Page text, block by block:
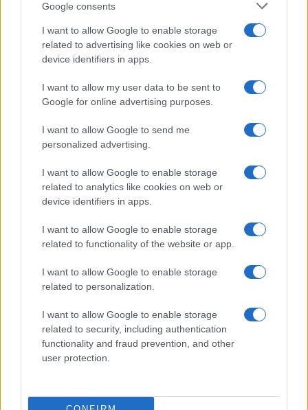
Google consents
I want to allow Google to enable storage
related to advertising like cookies on web or
device identifiers in apps.
I want to allow my user data to be sent to
Google for online advertising purposes.
I want to allow Google to send me
personalized advertising.
I want to allow Google to enable storage
related to analytics like cookies on web or
device identifiers in apps.
I want to allow Google to enable storage
related to functionality of the website or app.
I want to allow Google to enable storage
related to personalization.
I want to allow Google to enable storage
related to security, including authentication
functionality and fraud prevention, and other
user protection.
koledž Vojske Sjedinjenih Američkih Država.